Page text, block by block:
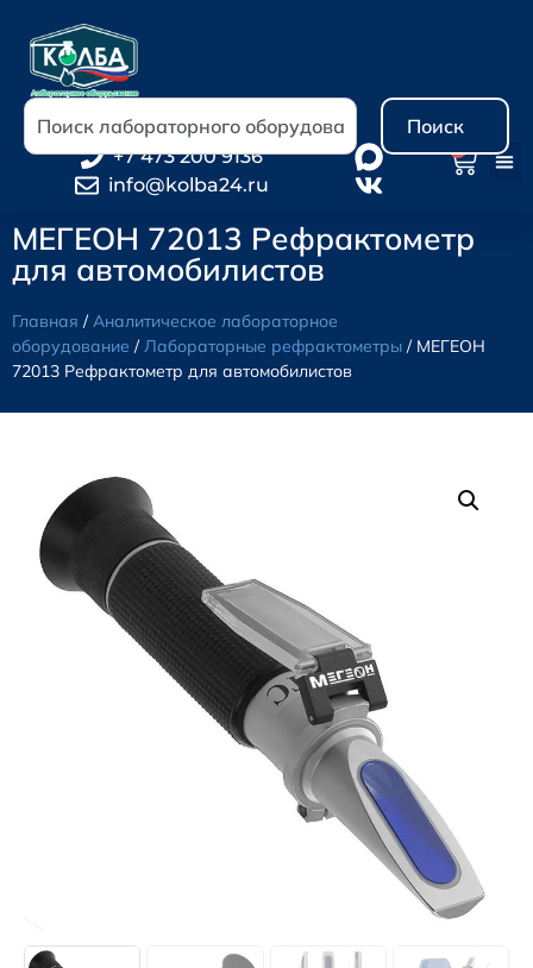
Поиск
+7 473 200 9136
info@kolba24.ru
МЕГЕОН 72013 Рефрактометр
для автомобилистов
Главная /Аналитическое лабораторное
оборудование /Лабораторные рефрактометры / МЕГЕОН
72013 Рефрактометр для автомобилистов